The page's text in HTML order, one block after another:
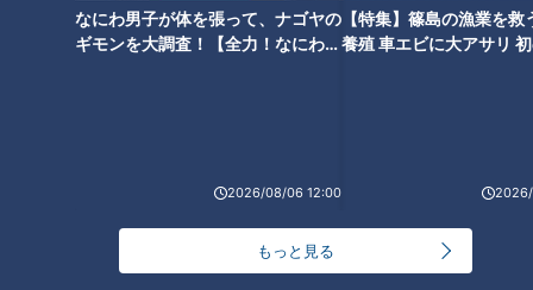
なにわ男子が体を張って、ナゴヤの
ギモンを大調査！【全力！なにわ実
2026/08/06 12:00
【特集】篠島の漁業を救
養殖 車エビに大アサリ
もっと見る
高級食材“飛騨牛"や“松茸“が食べ
愛知岐阜三重みそかつの名店
モーニング王国・東海地方！岐
1日で約500杯売れる！？「ラー